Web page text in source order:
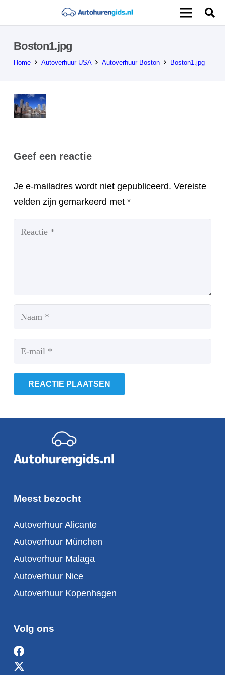
Boston1.jpg
Home Autoverhuur USA Autoverhuur Boston Boston1.jpg
Geef een reactie
Je e-mailadres wordt niet gepubliceerd. Vereiste
velden zijn gemarkeerd met *
REACTIE PLAATSEN
Meest bezocht
Autoverhuur Alicante
Autoverhuur München
Autoverhuur Malaga
Autoverhuur Nice
Autoverhuur Kopenhagen
Volg ons